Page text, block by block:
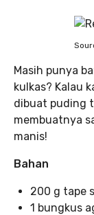
Masih punya
kulkas? Kalau
dibuat puding
membuatnya
manis!
Bahan
200 g tape
1 bungkus